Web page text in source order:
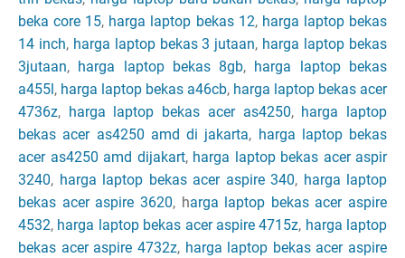
beka core 15, harga laptop bekas 12, harga laptop bekas
14 inch,harga laptop bekas 3 jutaan, harga laptop bekas
3jutaan, harga laptop bekas 8gb, harga laptop bekas
a455l , harga laptop bekas a46cb, harga laptop bekas acer
4736z, harga laptop bekas acer as4250, harga laptop
bekas acer as4250 amd di jakarta, harga laptop bekas
acer as4250 amd dijakart,harga laptop bekas acer aspir
3240, harga laptop bekas acer aspire 340, harga laptop
bekas acer aspire 3620, harga laptop bekas acer aspire
4532, harga laptop bekas acer aspire 4715z, harga laptop
bekas acer aspire 4732z,harga laptop bekas acer aspire